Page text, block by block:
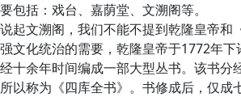
要包括：戏台、嘉荫堂、文溯阁等。
说起文溯阁，我们不能不提到乾隆皇帝和
强文化统治的需要，乾隆皇帝于1772年
经十余年时间编成一部大型丛书。该书分
所以称为《四库全书》。书修成后，仅成